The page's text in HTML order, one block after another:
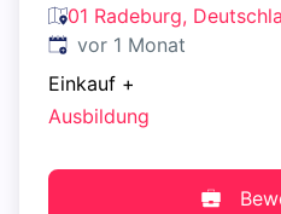
01 Radeburg,
Veröffentlicht:
vor 1 Monat
Einkauf +
Ausbildung